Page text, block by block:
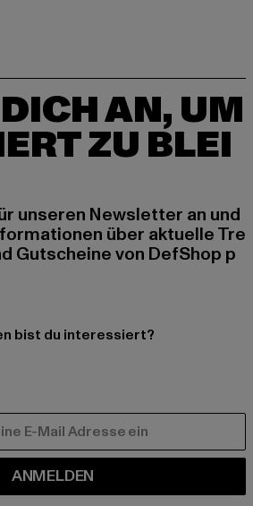
AN, UM
ZU BLEI
unseren Newsletter an und
über aktuelle Tre
Gutscheine von DefShop p
bist du interessiert?
ANMELDEN